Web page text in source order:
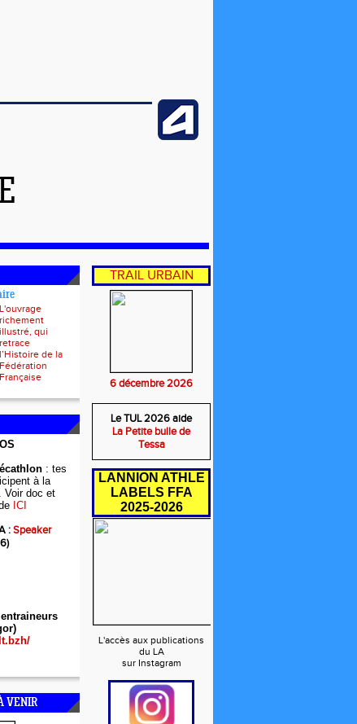
L'ouvrage
richement
illustré, qui
retrace
l’Histoire de la
Fédération
Française
: tes
à la
Voir doc et
ICI
:Speaker
VENIR
TRAIL URBAIN
6 décembre 2026
Le TUL 2026 aide
La Petite bulle de
Tessa
LANNION ATHLE
LABELS FFA
2025-2026
L'accès aux publications
du LA
sur Instagram